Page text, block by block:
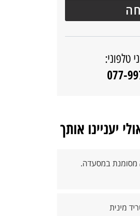
טלפוני:
יעניינו אותך
מסומנת במסעדה.
מינית